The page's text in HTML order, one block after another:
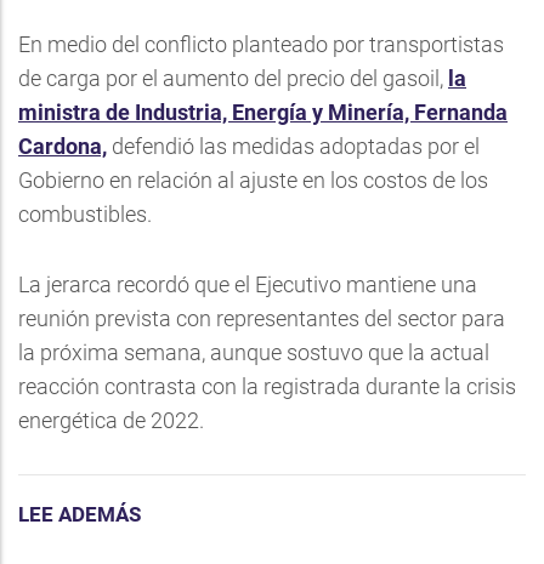
En medio del conflicto planteado por transportistas
de carga por el aumento del precio del gasoil, la
ministra de Industria, Energía y Minería, Fernanda
Cardona, defendió las medidas adoptadas por el
Gobierno en relación al ajuste en los costos de los
combustibles.
La jerarca recordó que el Ejecutivo mantiene una
reunión prevista con representantes del sector para
la próxima semana, aunque sostuvo que la actual
reacción contrasta con la registrada durante la crisis
energética de 2022.
LEE ADEMÁS